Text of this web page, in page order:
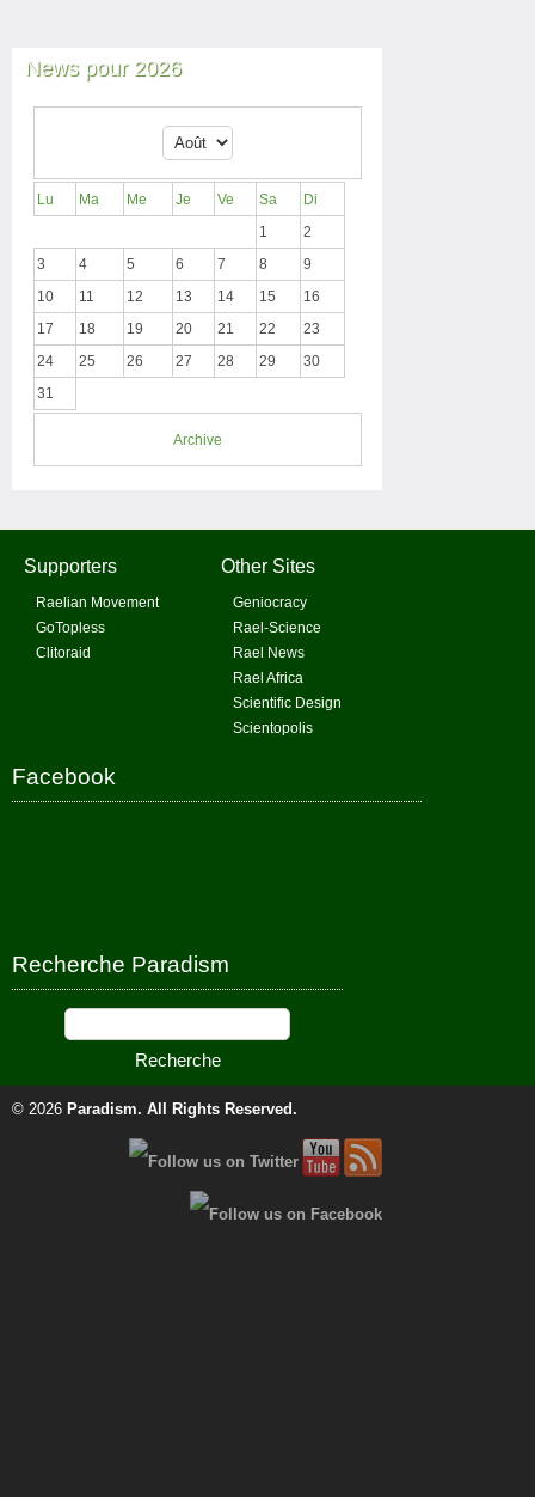
News pour 2026
Lu Ma Me Je Ve Sa
Di
1
2
3
4 5 6 7 8
9
10
11 12 13 14 15
16
17
18 19 20 21 22
23
24
25 26 27 28 29
30
31
Archive
Supporters
Raelian Movement
GoTopless
Clitoraid
Other Sites
Geniocracy
Rael-Science
Rael News
Rael Africa
Scientific Design
Scientopolis
Facebook
Recherche Paradism
© 2026 Paradism. All Rights Reserved.